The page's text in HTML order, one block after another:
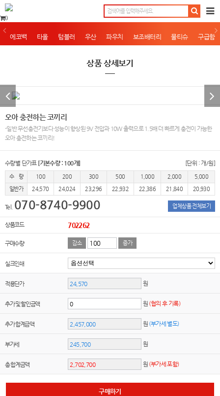
0
에코백 타올 텀블러 우산 파우치 보조배터리 물티슈 구급함
상품 상세보기
오아 충전하는 코끼리
-일반 무선충전기보다 성능이 향상된 9V 전압과 10W 출력으로 1.5배 더 빠르게 충전이 가능한
오아 충전하는 코끼리!
수량별 단가표 [기본수량 : 100개] [단위 : 개/원]
수 량 100 200 300 500 1,000 2,000
5,000
일반가
24,570 24,024 23,296 22,932 22,386 21,840 20,930
Tel. 070-8740-9900 업체상품 전체보기
상품코드 702262
구매수량 감소 증가
실크인쇄
적용단가 원
추가 및 할인금액 원 (협의 후 기록)
추가 합계금액 원 (부가세 별도)
부가세 원
총 합계금액 원 (부가세 포함)
구매하기